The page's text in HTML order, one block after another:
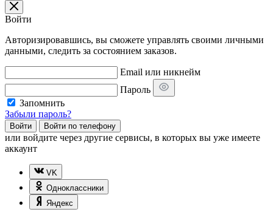
Войти
Авторизировавшись, вы сможете управлять своими личными
данными, следить за состоянием заказов.
Email или никнейм
Пароль
Запомнить
Забыли пароль?
Войти Войти по телефону
или войдите через другие сервисы, в которых вы уже имеете
аккаунт
VK
Одноклассники
Яндекс